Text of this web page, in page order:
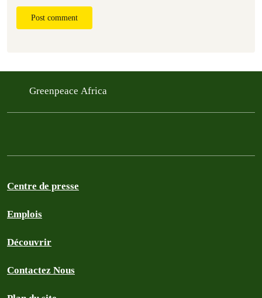
Post comment
Greenpeace Africa
Centre de presse
Emplois
Découvrir
Contactez Nous